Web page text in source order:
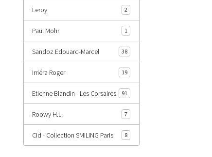
Leroy 2
Paul Mohr 1
Sandoz Edouard-Marcel 38
Irriéra Roger 19
Etienne Blandin - Les Corsaires 91
Roowy H.L. 7
Cid - Collection SMILING Paris 8